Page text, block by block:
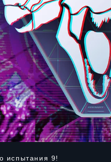
испытания 9!